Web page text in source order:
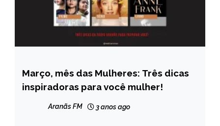
ENTRETENIMENTO
Março, mês das Mulheres: Três dicas
inspiradoras para você mulher!
Aranãs FM 3 anos ago